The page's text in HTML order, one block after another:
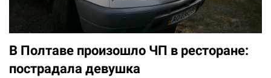
В Полтаве произошло ЧП в ресторане:
пострадала девушка